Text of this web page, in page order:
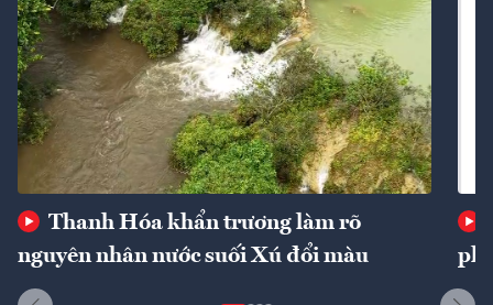
Thanh Hóa khẩn trương làm rõ
nguyên nhân nước suối Xú đổi màu
phí